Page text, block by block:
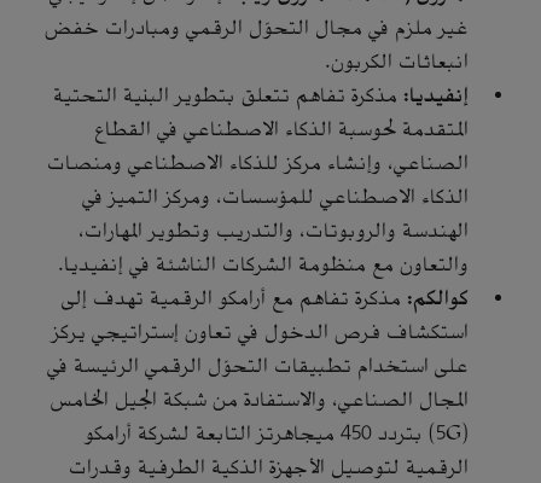
غير ملزم في مجال التحوّل الرقمي ومبادرات خفض
انبعاثات الكربون.
إنفيديا: مذكرة تفاهم تتعلق بتطوير البنية التحتية
المتقدمة لحوسبة الذكاء الاصطناعي في القطاع
الصناعي، وإنشاء مركز للذكاء الاصطناعي ومنصات
الذكاء الاصطناعي للمؤسسات، ومركز التميز في
الهندسة والروبوتات، والتدريب وتطوير المهارات،
والتعاون مع منظومة الشركات الناشئة في إنفيديا.
كوالكم: مذكرة تفاهم مع أرامكو الرقمية تهدف إلى
استكشاف فرص الدخول في تعاون إستراتيجي يركز
على استخدام تطبيقات التحوّل الرقمي الرئيسة في
المجال الصناعي، والاستفادة من شبكة الجيل الخامس
(5G) بتردد 450 ميجاهرتز التابعة لشركة أرامكو
الرقمية لتوصيل الأجهزة الذكية الطرفية وقدرات